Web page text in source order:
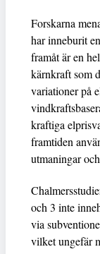
Forskarna
har inneburit
framåt är en
kärnkraft som
variationer på
kraftiga
framtiden
utmaningar
och 3 inte
via
vilket ungefär